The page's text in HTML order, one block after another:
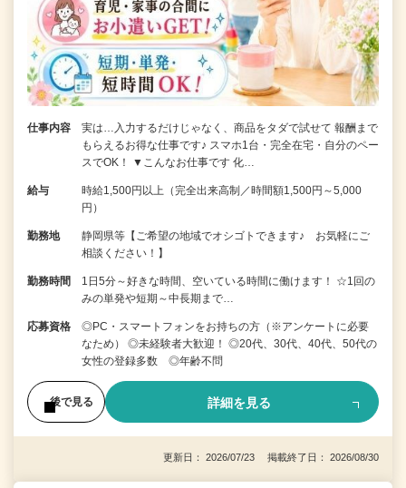
仕事内容
実は…入力するだけじゃなく、商品をタダで試せて 報酬まで
もらえるお得な仕事です♪ スマホ1台・完全在宅・自分のペー
スでOK！ ▼こんなお仕事です 化…
給与
時給1,500円以上（完全出来高制／時間額1,500円～5,000
円）
勤務地
静岡県等【ご希望の地域でオシゴトできます♪ お気軽にご
相談ください！】
勤務時間
1日5分～好きな時間、空いている時間に働けます！ ☆1回の
みの単発や短期～中長期まで…
応募資格
◎PC・スマートフォンをお持ちの方（※アンケートに必要
なため） ◎未経験者大歓迎！ ◎20代、30代、40代、50代の
女性の登録多数 ◎年齢不問
後で見る 詳細を見る
更新日： 2026/07/23 掲載終了日： 2026/08/30